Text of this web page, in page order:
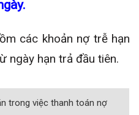
các khoản nợ trễ hạn
ngày hạn trả đầu tiên.
trong việc thanh toán nợ